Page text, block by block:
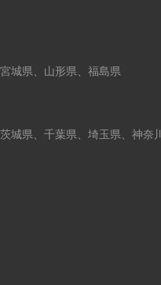
城県、山形県、福島県
城県、千葉県、埼玉県、神奈川